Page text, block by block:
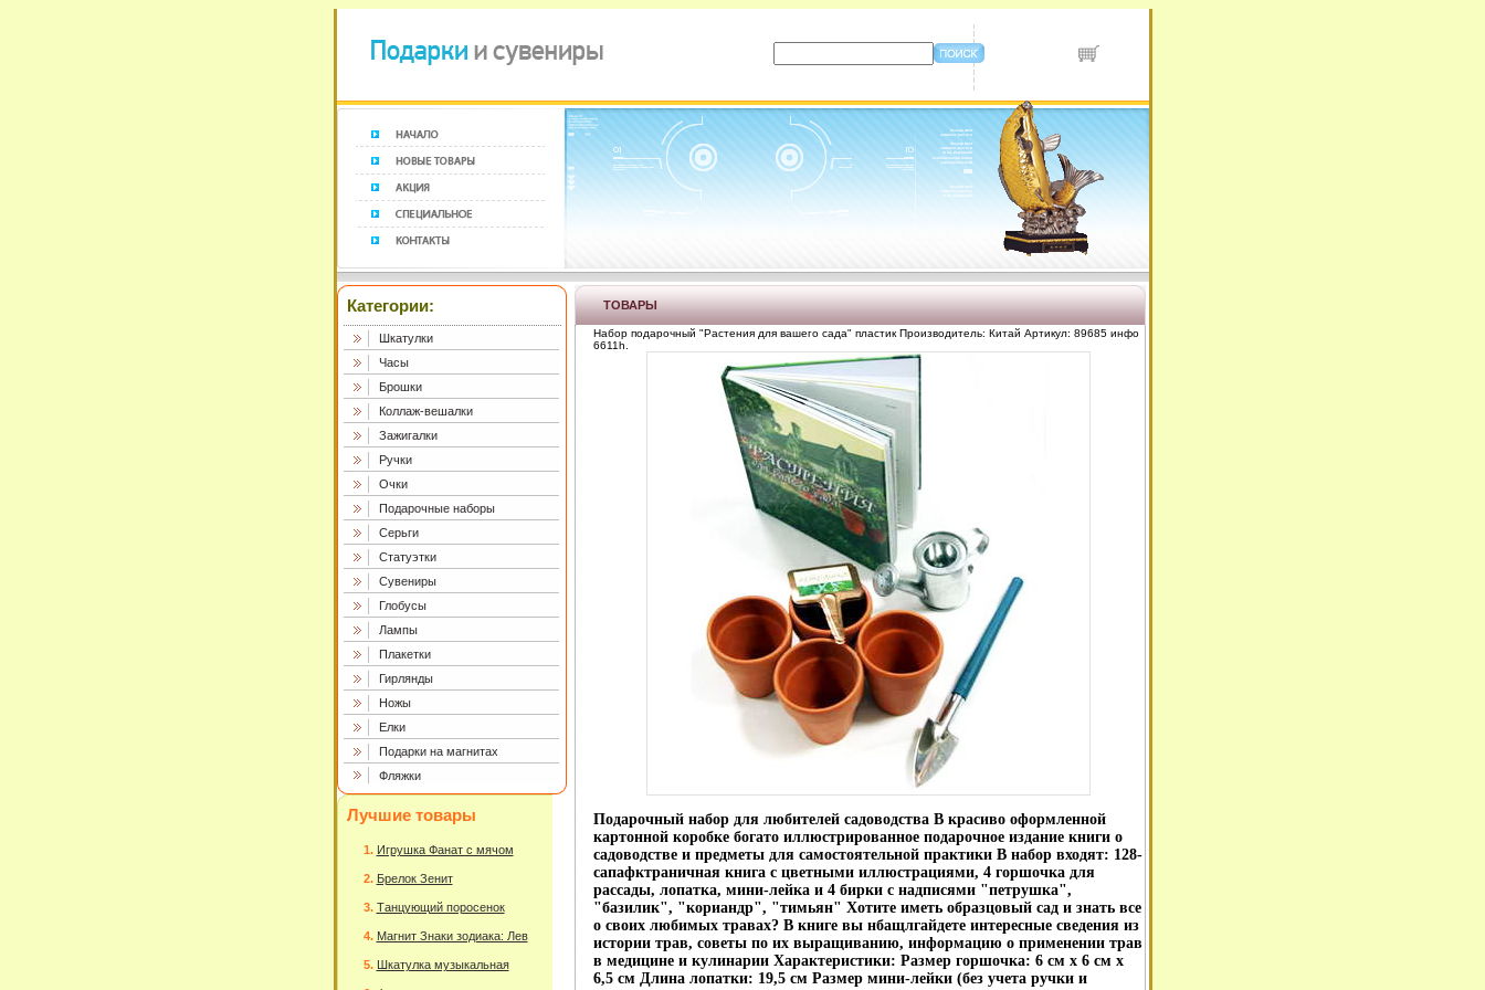
Категории:
Шкатулки
Часы
Брошки
Коллаж-вешалки
Зажигалки
Ручки
Очки
Подарочные наборы
Серьги
Статуэтки
Сувениры
Глобусы
Лампы
Плакетки
Гирлянды
Ножы
Елки
Подарки на магнитах
Фляжки
Лучшие товары
Игрушка Фанат с мячом
Брелок Зенит
Танцующий поросенок
Магнит Знаки зодиака: Лев
Шкатулка музыкальная
ТОВАРЫ
Набор подарочный "Растения для вашего сада" пластик Производитель: Китай Артикул: 89685 инфо
6611h.
Подарочный набор для любителей садоводства В красиво оформленной
картонной коробке богато иллюстрированное подарочное издание книги о
садоводстве и предметы для самостоятельной практики В набор входят: 128-
сапафктраничная книга с цветными иллюстрациями, 4 горшочка для
рассады, лопатка, мини-лейка и 4 бирки с надписями "петрушка",
"базилик", "кориандр", "тимьян" Хотите иметь образцовый сад и знать все
о своих любимых травах? В книге вы нбащлгайдете интересные сведения из
истории трав, советы по их выращиванию, информацию о применении трав
в медицине и кулинарии Характеристики: Размер горшочка: 6 см x 6 см x
6,5 см Длина лопатки: 19,5 см Размер мини-лейки (без учета ручки и